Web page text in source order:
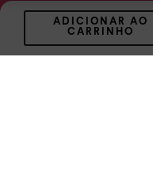
ADICIONAR AO
CARRINHO
Confira nossa